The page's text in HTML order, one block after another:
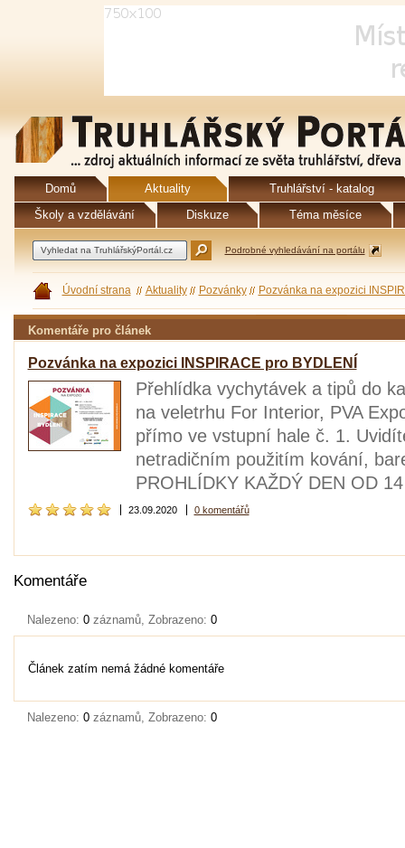
Domů Aktuality
Truhlářství - katalog
Školy a vzdělávání
Diskuze Téma měsíce
Podrobné vyhledávání na portálu
Úvodní strana Aktuality Pozvánky Pozvánka na expozici
Komentáře pro článek
Pozvánka na expozici INSPIRACE pro BYDLENÍ
Přehlídka vychytávek a tipů do
na veletrhu For Interior, PVA
přímo ve vstupní hale č. 1.
netradičním použitím kování,
PROHLÍDKY KAŽDÝ DEN OD
23.09.2020 0 komentářů
Komentáře
Nalezeno: 0 záznamů, Zobrazeno: 0
Článek zatím nemá žádné komentáře
Nalezeno: 0 záznamů, Zobrazeno: 0